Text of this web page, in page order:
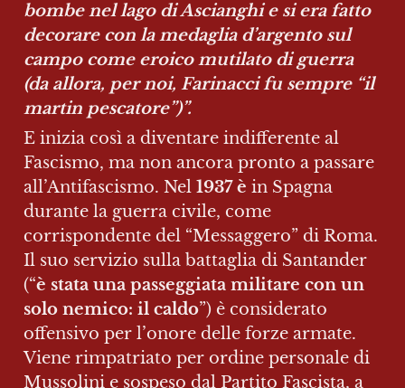
bombe nel lago di Ascianghi e si era fatto
decorare con la medaglia d’argento sul
campo come eroico mutilato di guerra
(da allora, per noi, Farinacci fu sempre “il
martin pescatore”)”.
E inizia così a diventare indifferente al
Fascismo, ma non ancora pronto a passare
all’Antifascismo. Nel 1937 è in Spagna
durante la guerra civile, come
corrispondente del “Messaggero” di Roma.
Il suo servizio sulla battaglia di Santander
(“è stata una passeggiata militare con un
solo nemico: il caldo”) è considerato
offensivo per l’onore delle forze armate.
Viene rimpatriato per ordine personale di
Mussolini e sospeso dal Partito Fascista, a